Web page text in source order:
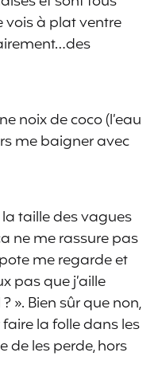
vois à plat ventre
noix de coco (l’eau
me baigner avec
taille des vagues
ne me rassure pas
me regarde et
pas que j’aille
». Bien sûr que non,
la folle dans les
de les perde, hors